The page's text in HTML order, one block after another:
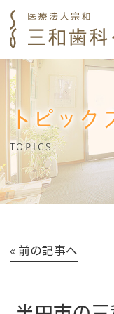
トピック
TOPICS
« 前の記事へ